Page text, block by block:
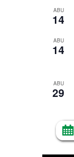
ABU
14
ABU
14
ABU
29